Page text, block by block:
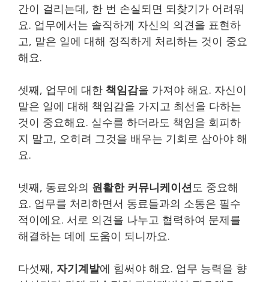
간이 걸리는데, 한 번 손실되면 되찾기가 어려워
요. 업무에서는 솔직하게 자신의 의견을 표현하
고, 맡은 일에 대해 정직하게 처리하는 것이 중요
해요.
셋째, 업무에 대한 책임감을 가져야 해요. 자신이
맡은 일에 대해 책임감을 가지고 최선을 다하는
것이 중요해요. 실수를 하더라도 책임을 회피하
지 말고, 오히려 그것을 배우는 기회로 삼아야 해
요.
넷째, 동료와의 원활한 커뮤니케이션도 중요해
요. 업무를 처리하면서 동료들과의 소통은 필수
적이에요. 서로 의견을 나누고 협력하여 문제를
해결하는 데에 도움이 되니까요.
다섯째, 자기계발에 힘써야 해요. 업무 능력을 향